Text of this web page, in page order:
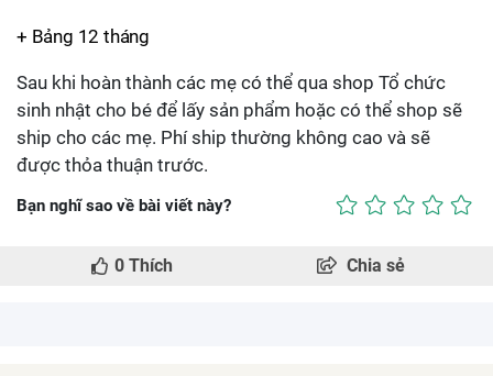
+ Bảng 12 tháng
Sau khi hoàn thành các mẹ có thể qua shop Tổ chức
sinh nhật cho bé để lấy sản phẩm hoặc có thể shop sẽ
ship cho các mẹ. Phí ship thường không cao và sẽ
được thỏa thuận trước.
Bạn nghĩ sao về bài viết này?
0 Thích Chia sẻ